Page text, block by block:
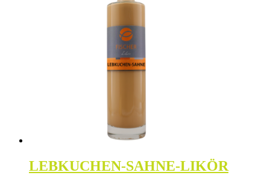
LEBKUCHEN-SAHNE-LIKÖR